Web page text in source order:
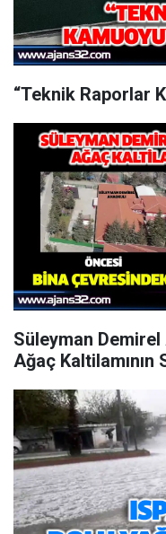
“Teknik Raporlar
Süleyman
Ağaç Kaltilamının